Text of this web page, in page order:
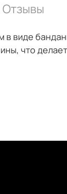
Отзывы
виде
что